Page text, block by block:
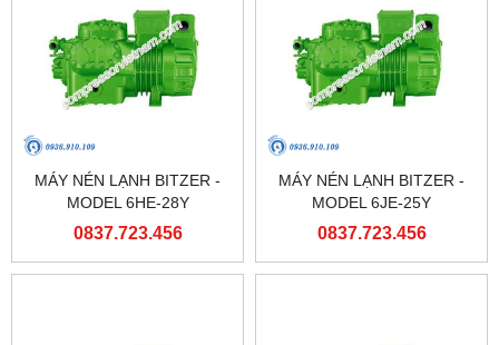
MÁY NÉN LẠNH BITZER -
MODEL 6HE-28Y
0837.723.456
MÁY NÉN LẠNH BITZER -
MODEL 6JE-25Y
0837.723.456